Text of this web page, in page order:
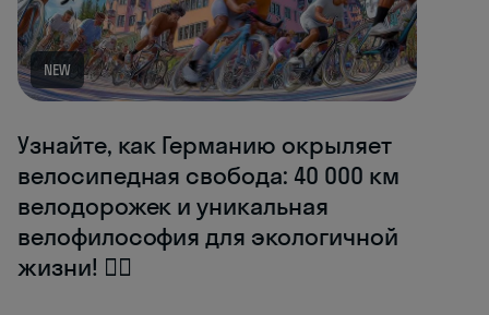
NEW
Узнайте, как Германию окрыляет
велосипедная свобода: 40 000 км
велодорожек и уникальная
велофилософия для экологичной
жизни! 🚴‍♂️